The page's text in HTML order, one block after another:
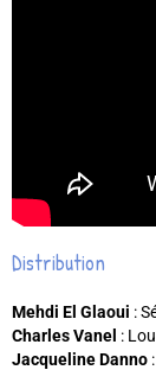
Distribution
Mehdi El Glaoui :
Charles Vanel :
Jacqueline Danno